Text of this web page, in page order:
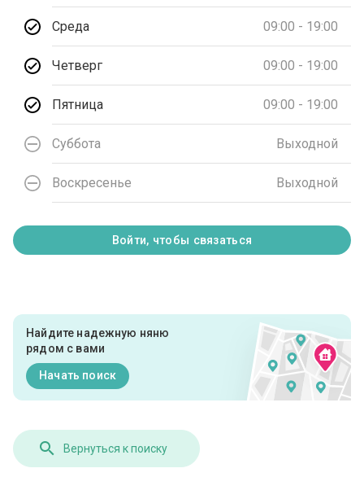
Среда 09:00 - 19:00
Четверг 09:00 - 19:00
Пятница 09:00 - 19:00
Суббота Выходной
Воскресенье Выходной
Войти, чтобы связаться
Найдите надежную няню
рядом с вами
Начать поиск
Вернуться к поиску